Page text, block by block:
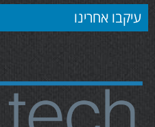
עיקבו אחרינו